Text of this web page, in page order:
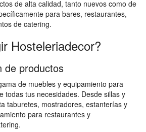
de alta calidad, tanto nuevos como de
para bares, restaurantes,
de catering.
Hosteleriadecor?
de productos
de muebles y equipamiento para
todas tus necesidades. Desde sillas y
taburetes, mostradores, estanterías y
para restaurantes y